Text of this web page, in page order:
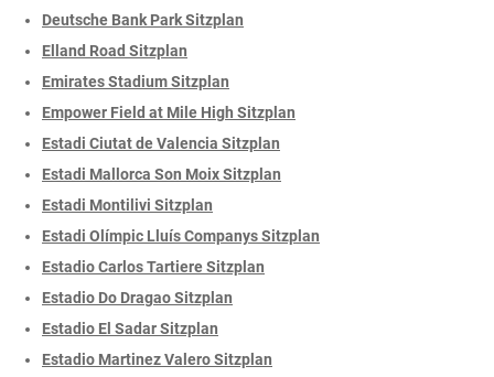
Deutsche Bank Park Sitzplan
Elland Road Sitzplan
Emirates Stadium Sitzplan
Empower Field at Mile High Sitzplan
Estadi Ciutat de Valencia Sitzplan
Estadi Mallorca Son Moix Sitzplan
Estadi Montilivi Sitzplan
Estadi Olímpic Lluís Companys Sitzplan
Estadio Carlos Tartiere Sitzplan
Estadio Do Dragao Sitzplan
Estadio El Sadar Sitzplan
Estadio Martinez Valero Sitzplan